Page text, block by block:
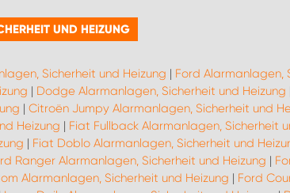
UND HEIZUNG
Sicherheit und Heizung | Ford Alarmanlagen,
| Dodge Alarmanlagen, Sicherheit und Heizung
| Citroën Jumpy Alarmanlagen, Sicherheit und
Heizung | Fiat Fullback Alarmanlagen, Sicherheit
| Fiat Doblo Alarmanlagen, Sicherheit und
Ranger Alarmanlagen, Sicherheit und Heizung |
Alarmanlagen, Sicherheit und Heizung | Ford